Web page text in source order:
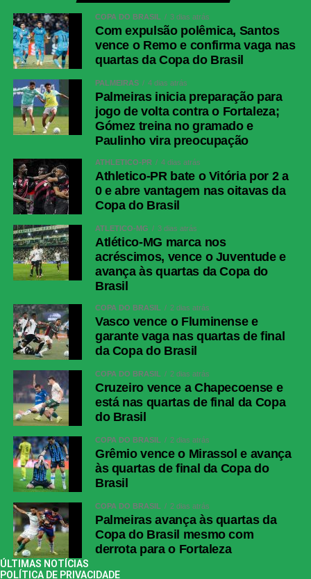
COPA DO BRASIL 3 dias atrás
Com expulsão polêmica, Santos
vence o Remo e confirma vaga nas
quartas da Copa do Brasil
PALMEIRAS 4 dias atrás
Palmeiras inicia preparação para
jogo de volta contra o Fortaleza;
Gómez treina no gramado e
Paulinho vira preocupação
ATHLETICO-PR 4 dias atrás
Athletico-PR bate o Vitória por 2 a
0 e abre vantagem nas oitavas da
Copa do Brasil
ATLÉTICO-MG 3 dias atrás
Atlético-MG marca nos
acréscimos, vence o Juventude e
avança às quartas da Copa do
Brasil
COPA DO BRASIL 2 dias atrás
Vasco vence o Fluminense e
garante vaga nas quartas de final
da Copa do Brasil
COPA DO BRASIL 2 dias atrás
Cruzeiro vence a Chapecoense e
está nas quartas de final da Copa
do Brasil
COPA DO BRASIL 2 dias atrás
Grêmio vence o Mirassol e avança
às quartas de final da Copa do
Brasil
COPA DO BRASIL 2 dias atrás
Palmeiras avança às quartas da
Copa do Brasil mesmo com
derrota para o Fortaleza
ÚLTIMAS NOTÍCIAS
POLÍTICA DE PRIVACIDADE